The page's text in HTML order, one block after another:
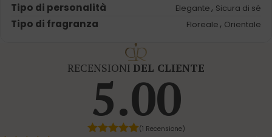
Tipo di personalità Elegante , Sicura di sé
Tipo di fragranza Floreale , Orientale
RECENSIONI DEL CLIENTE
5.00
(1 Recensione)